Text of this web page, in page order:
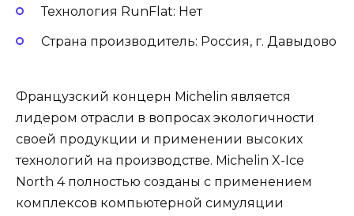
Технология RunFlat: Нет
Страна производитель: Россия, г. Давыдово
Французский концерн Michelin является
лидером отрасли в вопросах экологичности
своей продукции и применении высоких
технологий на производстве. Michelin X-Ice
North 4 полностью созданы с применением
комплексов компьютерной симуляции